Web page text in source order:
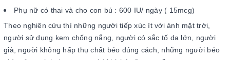
Phụ nữ có thai và cho con bú : 600 IU/ ngày ( 15mcg)
Theo nghiên cứu thì những người tiếp xúc ít với ánh mặt trời,
người sử dụng kem chống nắng, người có sắc tố da lớn, người
già, người không hấp thụ chất béo đúng cách, những người béo